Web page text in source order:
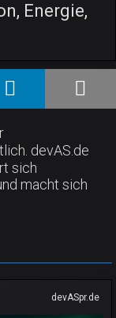
Energie,
devAS.de
sich
macht sich
devASpr.de